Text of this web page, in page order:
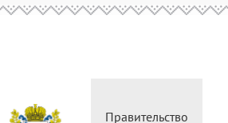
Правительство